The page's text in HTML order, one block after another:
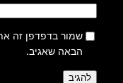
שמור בדפדפן זה
הבאה שאגיב.